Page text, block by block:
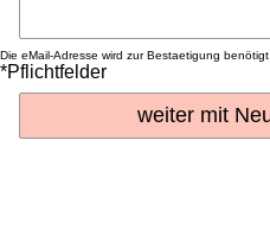
Die eMail-Adresse wird zur Bestaetigung benötigt.
*Pflichtfelder